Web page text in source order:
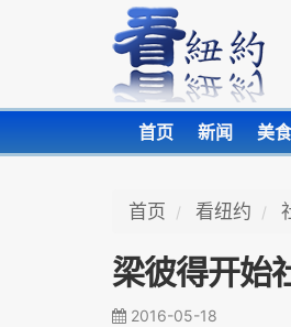
首页 新闻 美食
首页 看纽约
梁彼得开始
2016-05-18